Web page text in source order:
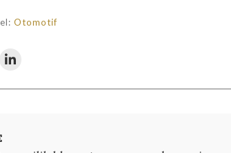
Otomotif